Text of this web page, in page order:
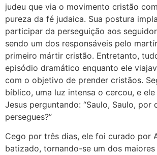
judeu que via o movimento cristão
pureza da fé judaica. Sua postura
participar da perseguição aos
sendo um dos responsáveis pelo
primeiro mártir cristão. Entretanto,
episódio dramático enquanto ele
com o objetivo de prender cristãos.
bíblico, uma luz intensa o cercou, e
Jesus perguntando: “Saulo, Saulo, por
persegues?”
Cego por três dias, ele foi curado por
batizado, tornando-se um dos